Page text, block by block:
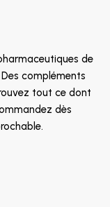
de
compléments
tout ce dont
dès